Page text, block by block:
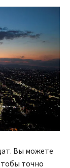
Вы можете
точно